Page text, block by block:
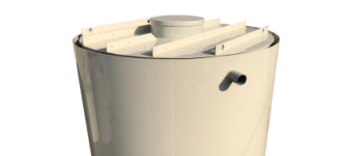
0,0
z
hvězdiček.